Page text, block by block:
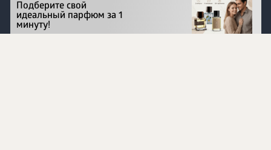
Перейти на сайт
Подберите свой
идеальный парфюм за 1
минуту!